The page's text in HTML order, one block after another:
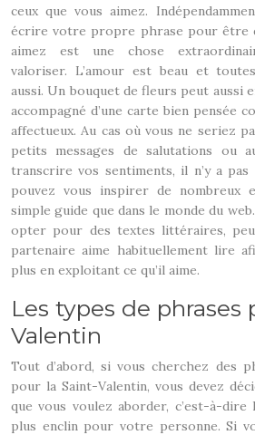
ceux que vous aimez.
écrire votre propre phrase pour être
aimez est une chose
valoriser. L’amour est beau et
aussi. Un bouquet de fleurs peut aussi
accompagné d’une carte bien pensée
affectueux. Au cas où vous ne seriez
petits messages de salutations ou
transcrire vos sentiments, il n’y a
pouvez vous inspirer de nombreux
simple guide que dans le monde du
opter pour des textes littéraires,
partenaire aime habituellement lire
plus en exploitant ce qu’il aime.
Les types de phrases
Valentin
Tout d’abord, si vous cherchez des
pour la Saint-Valentin, vous devez
que vous voulez aborder, c’est-à-dire
plus enclin pour votre personne. Si